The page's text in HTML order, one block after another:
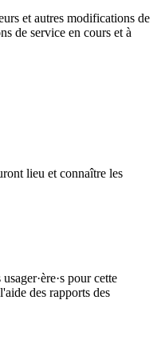
et autres modifications de
de service en cours et à
lieu et connaître les
pour cette
des rapports des